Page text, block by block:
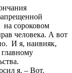
на сороковом
человека. А вот
И я, наивняк,
я. – Вот.